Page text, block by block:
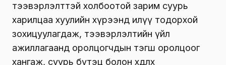
тээвэрлэлттэй холбоотой зарим суурь
харилцаа хуулийн хүрээнд илүү тодорхой
зохицуулагдаж, тээвэрлэлтийн үйл
ажиллагаанд оролцогчдын тэгш оролцоог
хангаж, суурь бүтэц болон хөдлөх